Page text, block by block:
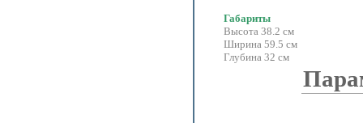
Габариты
Высота 38.2 см
Ширина 59.5 см
Глубина 32 см